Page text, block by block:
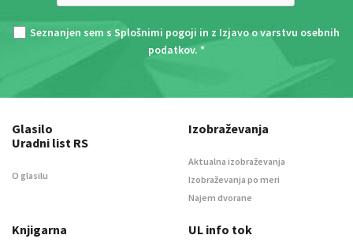
Seznanjen sem s Splošnimi pogoji in z Izjavo o varstvu osebnih
podatkov. *
Glasilo
Uradni list RS
O glasilu
Izobraževanja
Aktualna izobraževanja
Izobraževanja po meri
Najem dvorane
Knjigarna UL info tok